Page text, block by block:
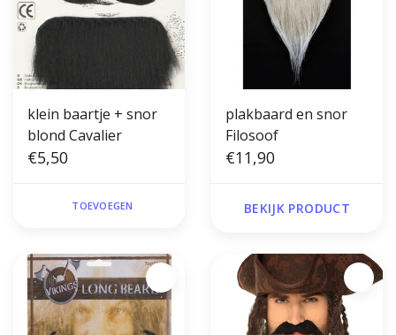
klein baartje + snor
blond Cavalier
€5,50
TOEVOEGEN
plakbaard en snor
Filosoof
€11,90
BEKIJK PRODUCT